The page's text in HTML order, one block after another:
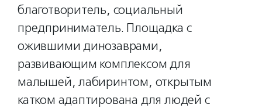
благотворитель, социальный
предприниматель. Площадка с
ожившими динозаврами,
развивающим комплексом для
малышей, лабиринтом, открытым
катком адаптирована для людей с